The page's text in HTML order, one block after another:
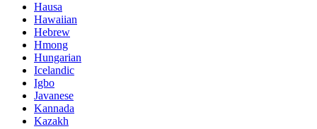
Hausa
Hawaiian
Hebrew
Hmong
Hungarian
Icelandic
Igbo
Javanese
Kannada
Kazakh